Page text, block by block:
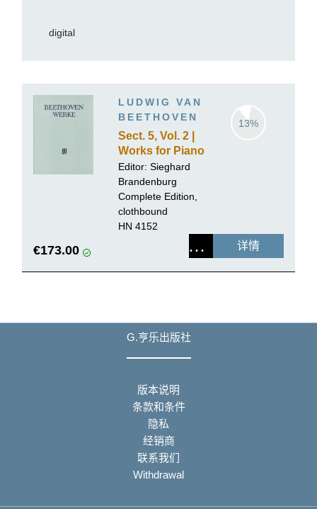
digital
LUDWIG VAN
BEETHOVEN
Sect. 5, Vol. 2 |
Works for Piano
and Violin,
Volume II
13%
Editor: Sieghard
Brandenburg
Complete Edition,
clothbound
HN 4152
€173.00 详情
G.亨乐出版社
版本说明
条款和条件
隐私
经销商
联系我们
Withdrawal